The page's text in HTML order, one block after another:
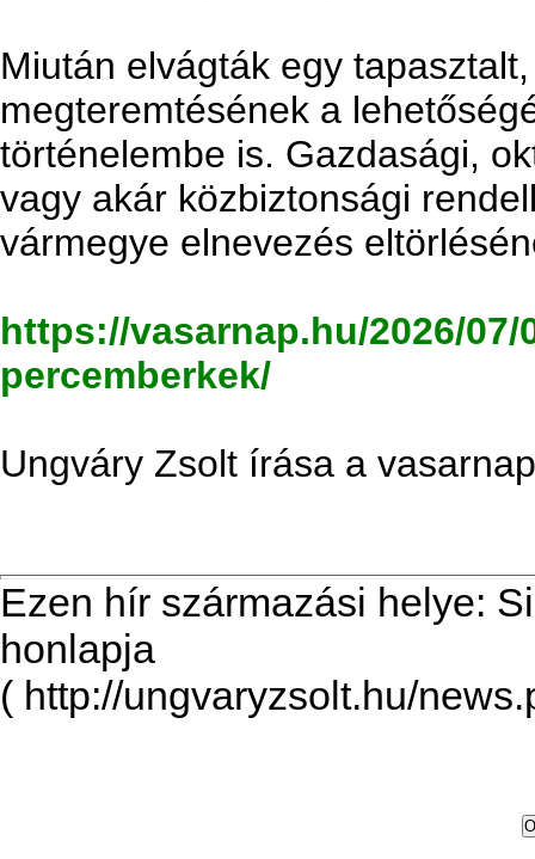
Miután elvágták egy
megteremtésének a
történelembe is. Gazdasági,
vagy akár közbiztonsági
vármegye elnevezés
https://vasarnap.hu/2026/
percemberkek/
Ungváry Zsolt írása a
Ezen hír származási helye:
honlapja
( http://ungvaryzsolt.hu/